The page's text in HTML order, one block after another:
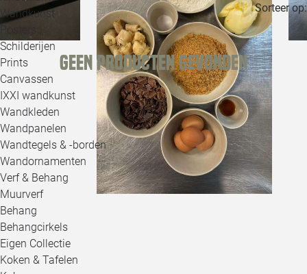
Wandkunst
Posters
Schilderijen
Prints
Canvassen
IXXI wandkunst
Wandkleden
Wandpanelen
Wandtegels & -borden
Wandornamenten
Verf & Behang
Muurverf
Behang
Behangcirkels
Eigen Collectie
Koken & Tafelen
Sorteer op:
Geen producten gevonden